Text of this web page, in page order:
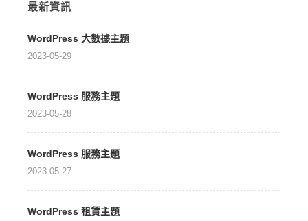
最新資訊
WordPress 大數據主題
2023-05-29
WordPress 服務主題
2023-05-28
WordPress 服務主題
2023-05-27
WordPress 租賃主題